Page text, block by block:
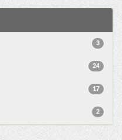
3
24
17
2